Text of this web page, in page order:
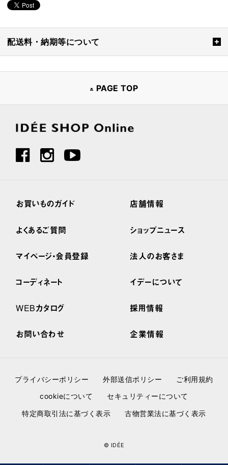
配送料・納期等について
PAGE TOP
お買いものガイド
よくあるご質問
マイページ・会員登録
コーディネート
WEBカタログ
お問い合わせ
店舗情報
ショップニュース
法人のお客さま
イデーについて
採用情報
企業情報
プライバシーポリシー 外部送信ポリシー
ご利用規約
cookieについて
セキュリティーについて
特定商取引法に基づく表示
古物営業法に基づく表示
© IDÉE